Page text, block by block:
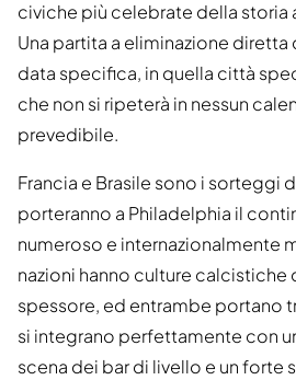
civiche più celebrate della storia
Una partita a eliminazione diretta
data specifica, in quella città
che non si ripeterà in nessun
prevedibile.
Francia e Brasile sono i sorteggi
porteranno a Philadelphia il
numeroso e internazionalmente
nazioni hanno culture calcistiche
spessore, ed entrambe portano
si integrano perfettamente con
scena dei bar di livello e un forte